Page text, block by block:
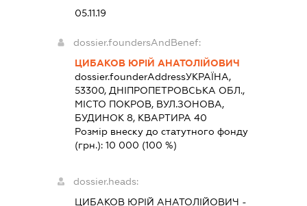
05.11.19
dossier.foundersAndBenef:
ЦИБАКОВ ЮРІЙ АНАТОЛІЙОВИЧ
dossier.founderAddressУКРАЇНА,
53300, ДНІПРОПЕТРОВСЬКА ОБЛ.,
МІСТО ПОКРОВ, ВУЛ.ЗОНОВА,
БУДИНОК 8, КВАРТИРА 40
Розмір внеску до статутного фонду
(грн.): 10 000 (100 %)
dossier.heads:
ЦИБАКОВ ЮРІЙ АНАТОЛІЙОВИЧ -